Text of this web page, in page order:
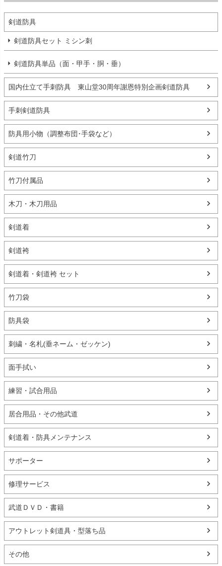
剣道防具
剣道防具セット ミシン刺
剣道防具単品（面・甲手・胴・垂）
国内仕立て手刺防具 東山堂30周年謝恩特別企画剣道防具
手刺剣道防具
防具用小物（調整布団･手袋など）
剣道竹刀
竹刀付属品
木刀・木刀用品
剣道着
剣道袴
剣道着・剣道袴 セット
竹刀袋
防具袋
刺繍・名札(垂ネーム・ゼッケン)
面手拭い
練習・試合用品
居合用品・その他武道
剣道着・防具メンテナンス
サポーター
修理サービス
武道ＤＶＤ・書籍
アウトレット剣道具・型落ち品
その他